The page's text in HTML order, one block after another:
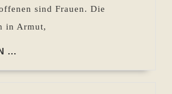
sind Frauen. Die
in Armut,
...